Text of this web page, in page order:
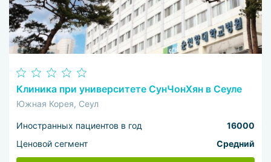
Клиника при университете СунЧонХян в Сеуле
Южная Корея, Сеул
Иностранных пациентов в год
16000
Ценовой сегмент
Средний